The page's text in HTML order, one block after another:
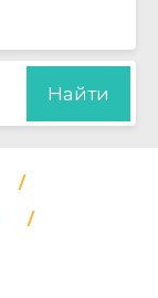
Найти